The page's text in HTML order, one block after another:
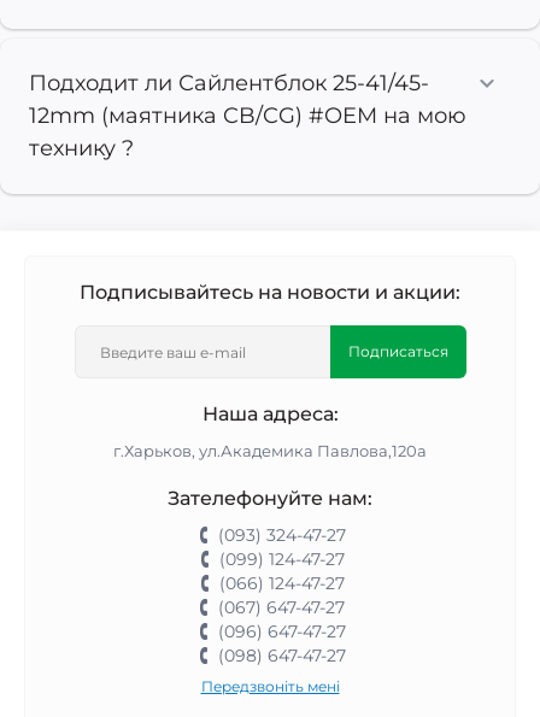
Подходит ли Сайлентблок 25-41/45-
12mm (маятника CB/CG) #OEM на мою
технику ?
Подписывайтесь на новости и акции:
Подписаться
Наша адреса:
г.Харьков, ул.Академика Павлова,120а
Зателефонуйте нам:
(093) 324-47-27
(099) 124-47-27
(066) 124-47-27
(067) 647-47-27
(096) 647-47-27
(098) 647-47-27
Передзвоніть мені